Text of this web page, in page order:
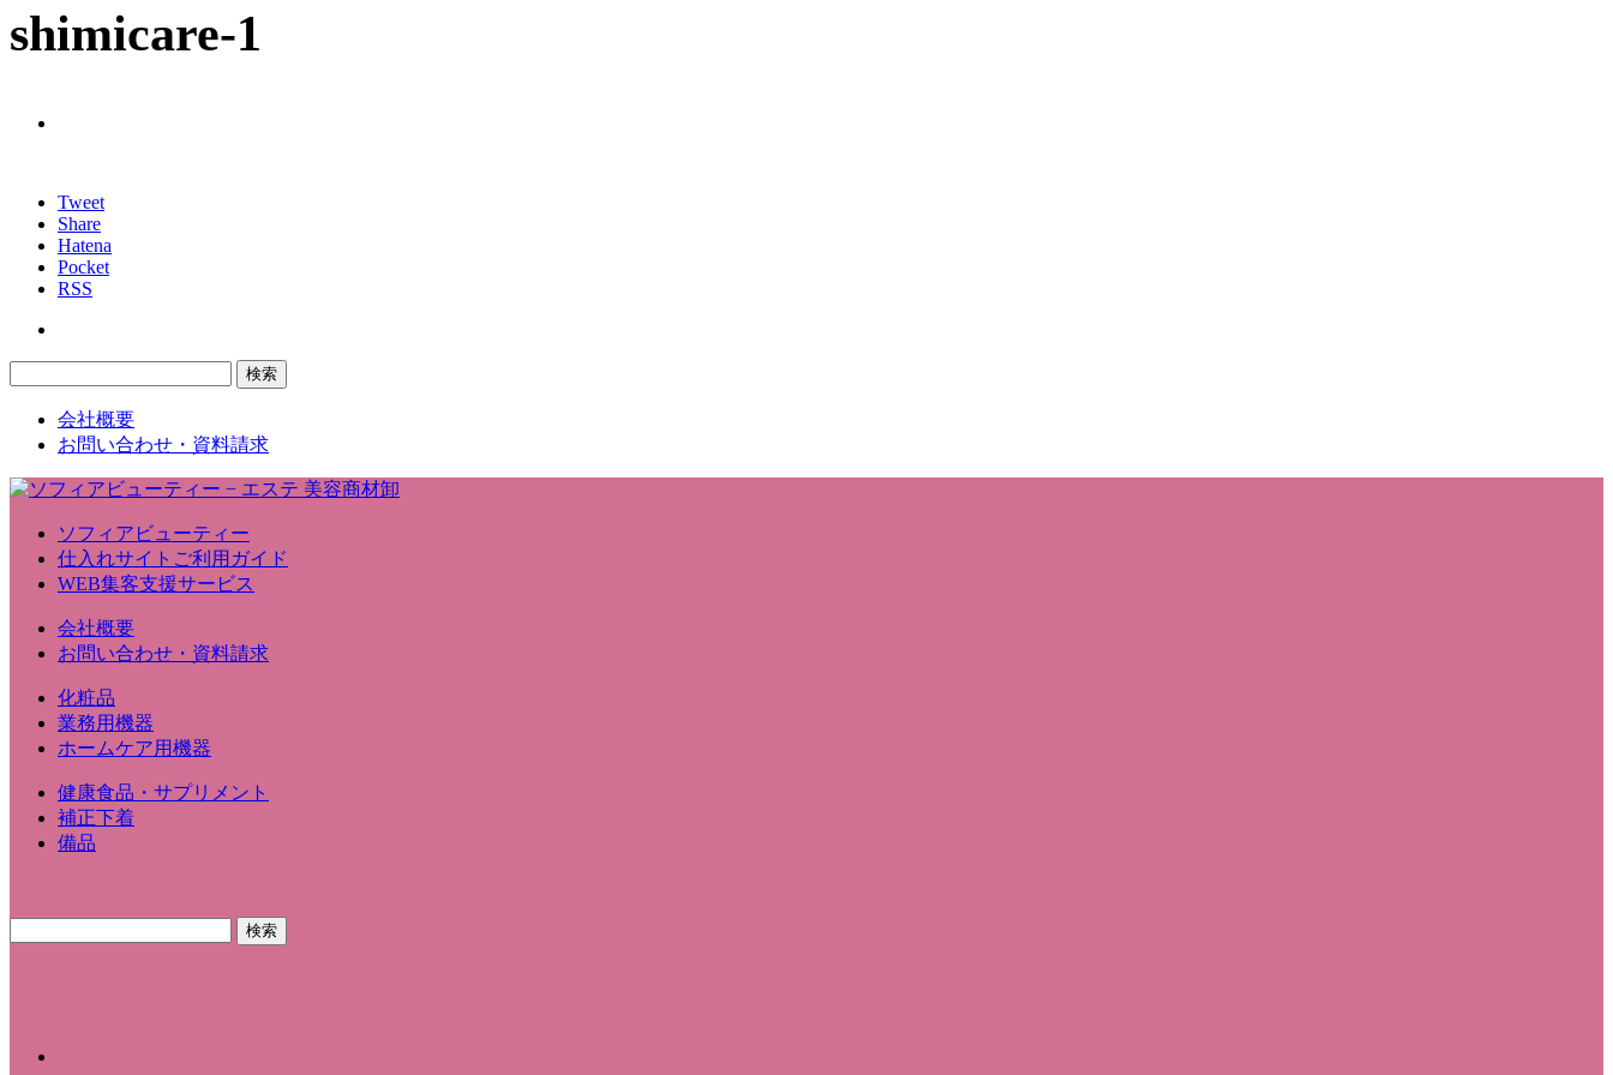
shimicare-1
Tweet
Share
Hatena
Pocket
RSS
会社概要
お問い合わせ・資料請求
ソフィアビューティー
仕入れサイトご利用ガイド
WEB集客支援サービス
会社概要
お問い合わせ・資料請求
化粧品
業務用機器
ホームケア用機器
健康食品・サプリメント
補正下着
備品